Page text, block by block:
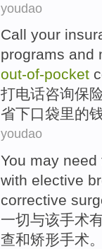
youdao
Call your
programs and
out-of-pocket
打电话咨询保
省下口袋里的钱
youdao
You may need
with elective
corrective
一切与该手术
查和矫形手术。